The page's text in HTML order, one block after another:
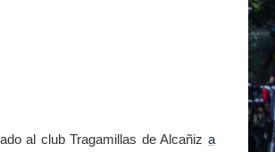
al club Tragamillas de Alcañiz a